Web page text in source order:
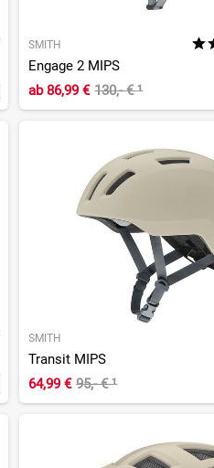
SMITH
Engage 2 MIPS
ab86,99 € 130,- €¹
SMITH
Transit MIPS
64,99 € 95,- €¹